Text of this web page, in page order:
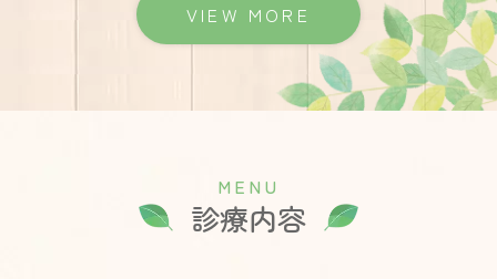
VIEW MORE
M E N U
診療内容